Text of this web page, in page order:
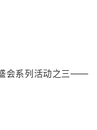
会系列活动之三——